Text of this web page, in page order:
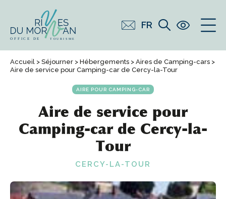
FR
Accueil > Séjourner > Hébergements > Aires de Camping-cars >
Aire de service pour Camping-car de Cercy-la-Tour
AIRE POUR CAMPING-CAR
Aire de service pour
Camping-car de Cercy-la-
Tour
CERCY-LA-TOUR